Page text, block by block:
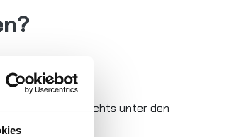
Nationalen Gerichts unter den
eingetragen